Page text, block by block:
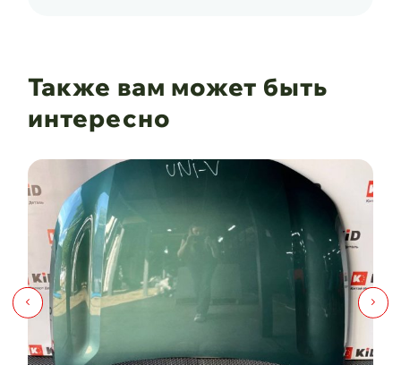
Также вам может быть
интересно